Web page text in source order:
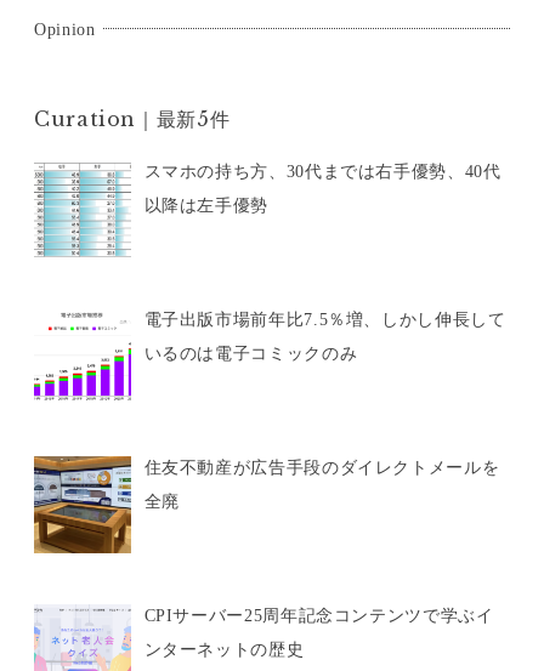
Opinion
Curation｜最新5件
スマホの持ち方、30代までは右手優勢、40代
以降は左手優勢
電子出版市場前年比7.5％増、しかし伸長して
いるのは電子コミックのみ
住友不動産が広告手段のダイレクトメールを
全廃
CPIサーバー25周年記念コンテンツで学ぶイ
ンターネットの歴史